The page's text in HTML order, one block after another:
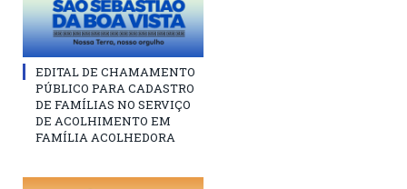
EDITAL DE CHAMAMENTO
PÚBLICO PARA CADASTRO
DE FAMÍLIAS NO SERVIÇO
DE ACOLHIMENTO EM
FAMÍLIA ACOLHEDORA